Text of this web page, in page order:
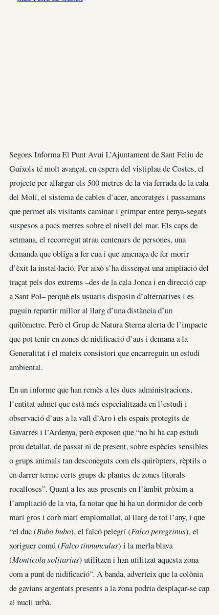
Segons Informa El Punt Avui L’Ajuntament de Sant Feliu de
Guíxols té molt avançat, en espera del vistiplau de Costes, el
projecte per allargar els 500 metres de la via ferrada de la cala
del Molí, el sistema de cables d’acer, ancoratges i passamans
que permet als visitants caminar i grimpar entre penya-segats
suspesos a pocs metres sobre el nivell del mar. Els caps de
setmana, el recorregut atrau centenars de persones, una
demanda que obliga a fer cua i que amenaça de fer morir
d’èxit la instal·lació. Per això s’ha dissenyat una ampliació del
traçat pels dos extrems –des de la cala Jonca i en direcció cap
a Sant Pol– perquè els usuaris disposin d’alternatives i es
puguin repartir millor al llarg d’una distància d’un
quilòmetre. Però el Grup de Natura Sterna alerta de l’impacte
que pot tenir en zones de nidificació d’aus i demana a la
Generalitat i el mateix consistori que encarreguin un estudi
ambiental.
En un informe que han remès a les dues administracions,
l’entitat admet que està més especialitzada en l’estudi i
observació d’aus a la vall d’Aro i els espais protegits de
Gavarres i l’Ardenya, però exposen que “no hi ha cap estudi
prou detallat, de passat ni de present, sobre espècies sensibles
o grups animals tan desconeguts com els quiròpters, rèptils o
en darrer terme certs grups de plantes de zones litorals
rocalloses”. Quant a les aus presents en l’àmbit pròxim a
l’ampliació de la via, fa notar que hi ha un dormidor de corb
marí gros i corb marí emplomallat, al llarg de tot l’any, i que
“el duc (Bubo bubo), el falcó pelegrí (Falco peregrinus), el
xoriguer comú (Falco tinnunculus) i la merla blava
(Monticola solitarius) utilitzen i han utilitzat aquesta zona
com a punt de nidificació”. A banda, adverteix que la colònia
de gavians argentats presents a la zona podria desplaçar-se cap
al nucli urbà.